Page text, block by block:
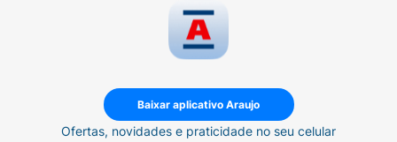
Lay's (PepsiCo).
Sensações (Premium Chips).
Peito de Peru.
Peso Líquido:35g.
Baixar aplicativo Araujo
Ofertas, novidades e praticidade no seu celular